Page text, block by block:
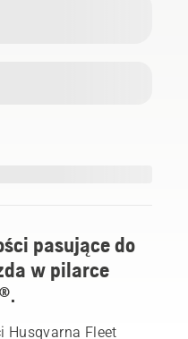
pasujące do
w pilarce
Husqvarna Fleet